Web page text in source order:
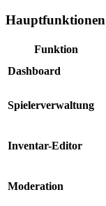
Hauptfunktionen
Funktion
Dashboard
Spielerverwaltung
Inventar-Editor
Moderation